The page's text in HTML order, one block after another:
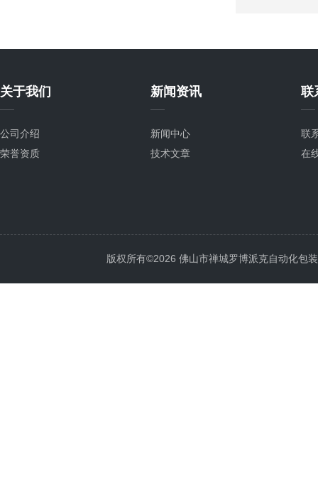
关于我们
公司介绍
荣誉资质
新闻资讯
新闻中心
技术文章
联
联
在
版权所有©2026 佛山市禅城罗博派克自动化